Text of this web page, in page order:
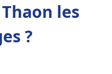
les
?